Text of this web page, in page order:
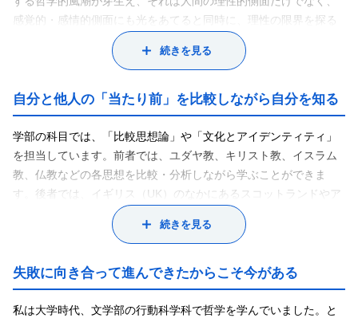
感覚的・感情的側面にも光をあてると同時に、理性の限界を探る
批判的特徴をそなえたものです。とりわけ、スコットランドの哲
学者デイビット・ヒュームは、理性の限界を指摘し、「理性は情
簡単にいえば、人間の動機や意志、そして「〇〇すべき」という
倫理的意識さえも、純粋な理性のみでなく、感情的・情動的要素
を含んでいるというものです。こういった捉え方は現代において
も非常に重要な示唆を与えてくれます。たとえば、ある人が「自
分は理性的だから、自身の「〇〇すべきだ」という意見に異を唱
える人は感情的な愚か者だ」と言っているとしましょう。しか
し、その自称「理性的」な人も感情で動いていることに違いはな
く、大事なことは、そのことを自覚し、自身も他者も存在として
まっとうであるかを独りよがりの「理性」を捨てて検討すべき、
ということなのです。これは共存において大事なスタンスである
と同時に、人間というものを丁寧に理解しようとするスタンスで
続きを見る
自分と他人の「当たり前」を比較しながら自分を知る
学部の科目では、「比較思想論」や「文化とアイデンティティ」
を担当しています。前者では、ユダヤ教、キリスト教、イスラム
教、仏教などの各思想を比較・分析しながら学ぶことができま
す。後者では、イギリス（UK）のなかにあるスコットランドやア
イルランドの文化的アイデンティティについて理解を深めるのに
は「自分でないもの」を知り、どう違うかを比較する櫃ようもあ
ります。たとえば、自分が行っていることの意義を理解するに
は、「それが当たり前だから」という観点だけでなく、「別の当
続きを見る
失敗に向き合って進んできたからこそ今がある
私は大学時代、文学部の行動科学科で哲学を学んでいました。と